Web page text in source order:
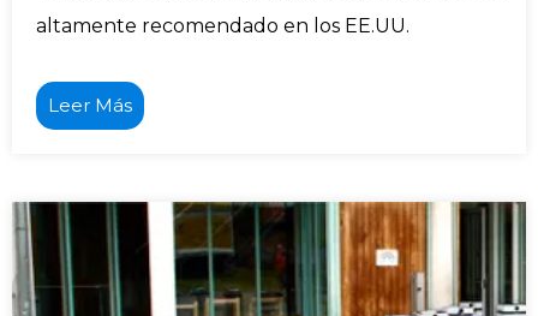
altamente recomendado en los EE.UU.
Leer Más